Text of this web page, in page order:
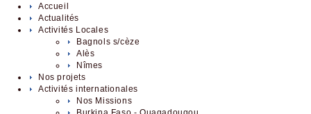
Accueil
Actualités
Activités Locales
Bagnols s/cèze
Alès
Nîmes
Nos projets
Activités internationales
Nos Missions